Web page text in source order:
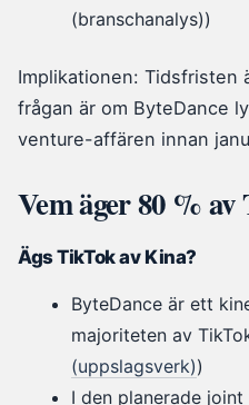
(branschanalys))
Implikationen: Tidsfristen
frågan är om ByteDance
venture-affären innan
Vem äger 80 %
Ägs TikTok av Kina?
ByteDance är ett
majoriteten av
(uppslagsverk))
I den planerade